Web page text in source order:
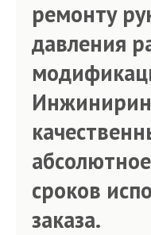
ремонту
давления
сроков
заказа.